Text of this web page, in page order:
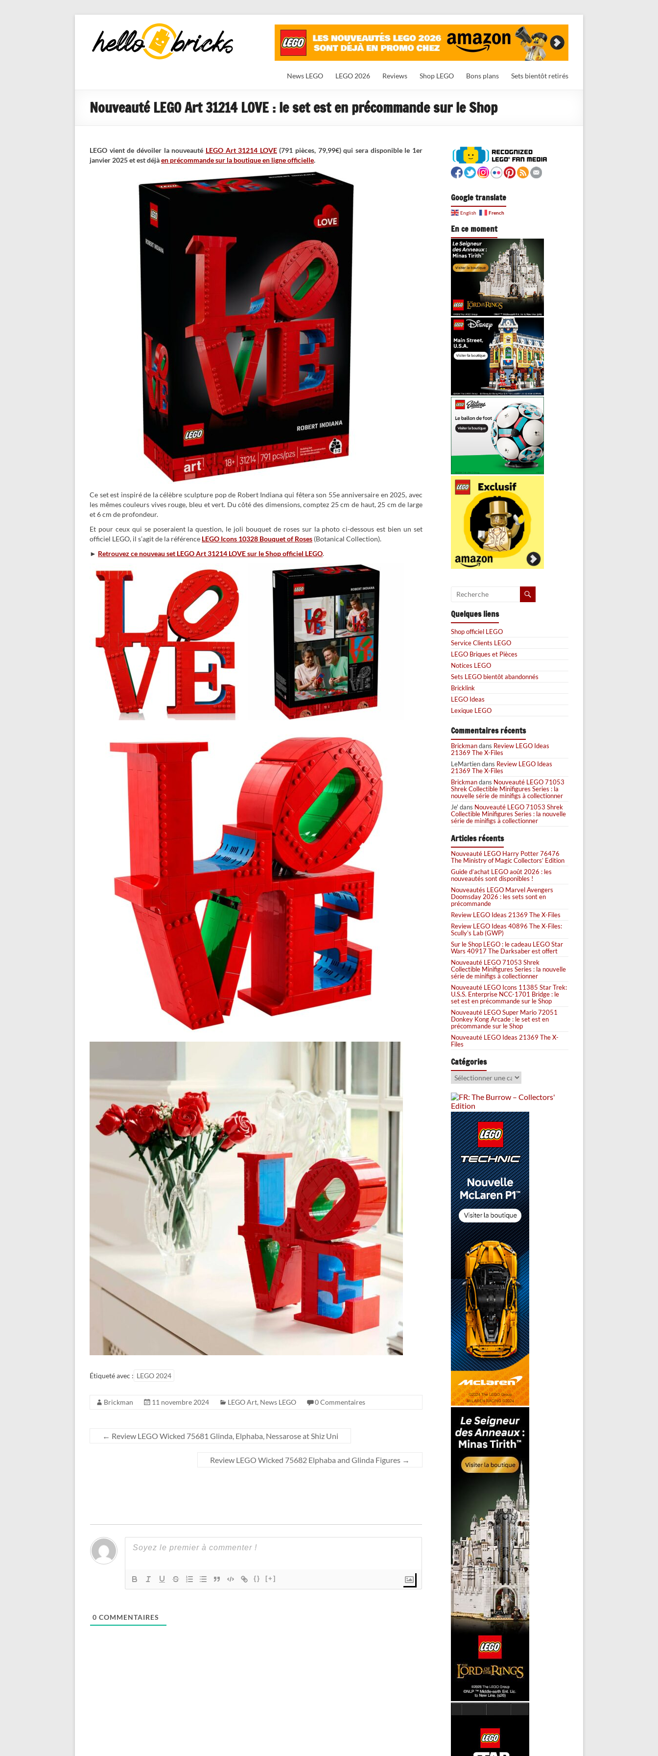
HelloBricks
Blog LEGO,
nouveaut�s
News LEGO LEGO 2026 Reviews Shop LEGO Bons plans Sets bientôt retirés
Nouveauté LEGO Art 31214 LOVE : le set est en précommande sur le Shop
LEGO vient de dévoiler la nouveauté LEGO Art 31214 LOVE(791 pièces, 79,99€) qui sera disponible le 1er
janvier 2025 et est déjàen précommande sur la boutique en ligne officielle.
Ce set est inspiré de la célèbre sculpture pop de Robert Indiana qui fêtera son 55e anniversaire en 2025, avec
les mêmes couleurs vives rouge, bleu et vert. Du côté des dimensions, comptez 25 cm de haut, 25 cm de large
et 6 cm de profondeur.
Et pour ceux qui se poseraient la question, le joli bouquet de roses sur la photo ci-dessous est bien un set
officiel LEGO, il s’agit de la référence LEGO Icons 10328 Bouquet of Roses (Botanical Collection).
► Retrouvez ce nouveau set LEGO Art 31214 LOVE sur le Shop officiel LEGO.
Étiqueté avec : LEGO 2024
Brickman 11 novembre 2024 LEGO Art, News LEGO 0 Commentaires
← Review LEGO Wicked 75681 Glinda, Elphaba, Nessarose at Shiz Uni
Review LEGO Wicked 75682 Elphaba and Glinda Figures →
{} [+]
0 COMMENTAIRES
Google translate
English French
En ce moment
Quelques liens
Shop officiel LEGO
Service Clients LEGO
LEGO Briques et Pièces
Notices LEGO
Sets LEGO bientôt abandonnés
Bricklink
LEGO Ideas
Lexique LEGO
Commentaires récents
Brickmandans Review LEGO Ideas
21369 The X-Files
LeMartiendans Review LEGO Ideas
21369 The X-Files
Brickmandans Nouveauté LEGO 71053
Shrek Collectible Minifigures Series : la
nouvelle série de minifigs à collectionner
Je' dans Nouveauté LEGO 71053 Shrek
Collectible Minifigures Series : la nouvelle
série de minifigs à collectionner
Articles récents
Nouveauté LEGO Harry Potter 76476
The Ministry of Magic Collectors’ Edition
Guide d’achat LEGO août 2026 : les
nouveautés sont disponibles !
Nouveautés LEGO Marvel Avengers
Doomsday 2026 : les sets sont en
précommande
Review LEGO Ideas 21369 The X-Files
Review LEGO Ideas 40896 The X-Files:
Scully’s Lab (GWP)
Sur le Shop LEGO : le cadeau LEGO Star
Wars 40917 The Darksaber est offert
Nouveauté LEGO 71053 Shrek
Collectible Minifigures Series : la nouvelle
série de minifigs à collectionner
Nouveauté LEGO Icons 11385 Star Trek:
U.S.S. Enterprise NCC-1701 Bridge : le
set est en précommande sur le Shop
Nouveauté LEGO Super Mario 72051
Donkey Kong Arcade : le set est en
précommande sur le Shop
Nouveauté LEGO Ideas 21369 The X-
Files
Catégories
Catégories